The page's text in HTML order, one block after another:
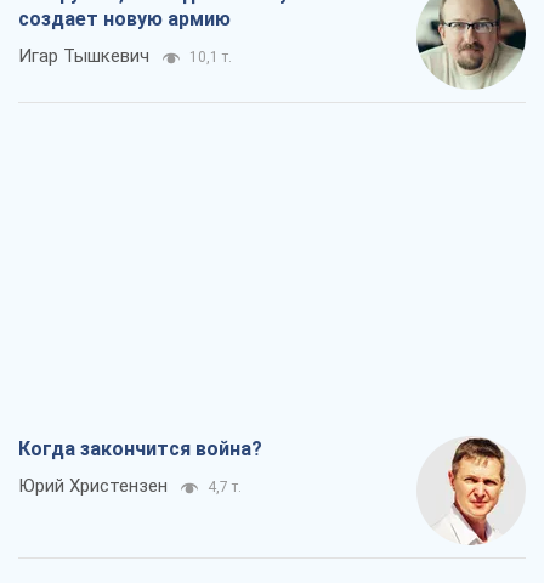
создает новую армию
Игар Тышкевич 10,1 т.
Когда закончится война?
Юрий Христензен 4,7 т.